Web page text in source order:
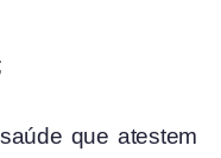
que atestem